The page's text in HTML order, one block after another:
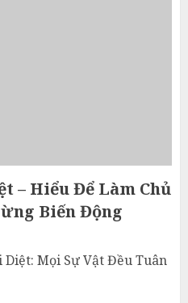
– Hiểu Để Làm Chủ
Biến Động
Mọi Sự Vật Đều Tuân